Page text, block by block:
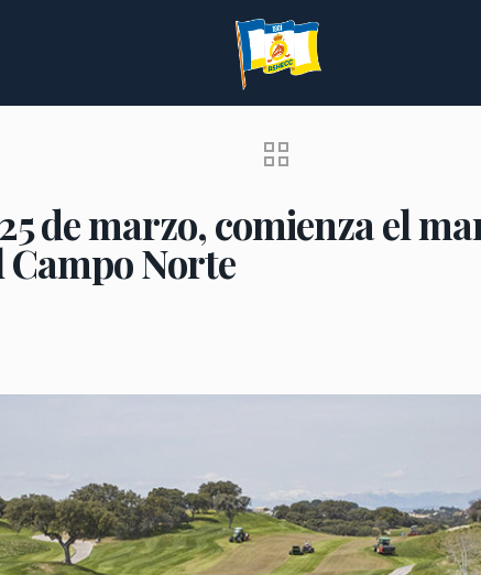
de marzo, comienza el
Campo Norte